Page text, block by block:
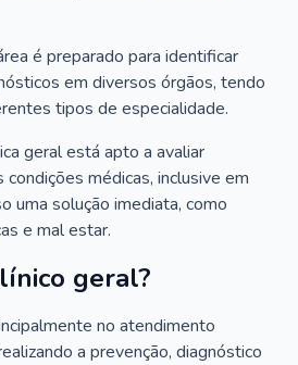
é preparado para identificar
em diversos órgãos, tendo
tipos de especialidade.
geral está apto a avaliar
médicas, inclusive em
uma solução imediata, como
e mal estar.
geral?
no atendimento
a prevenção, diagnóstico